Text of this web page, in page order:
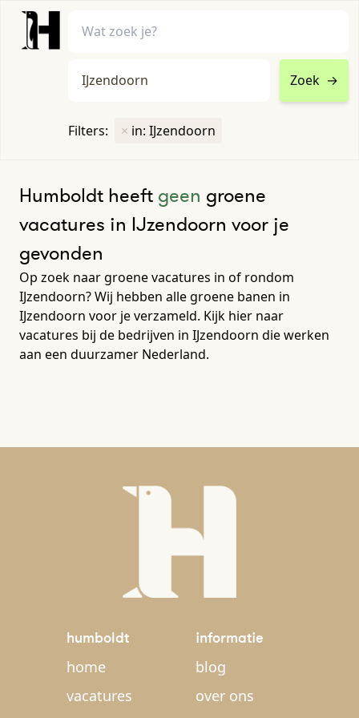
Zoek →
Filters: × in: IJzendoorn
Humboldt heeft geen groene
vacatures in IJzendoorn voor je
gevonden
Op zoek naar groene vacatures in of rondom
IJzendoorn? Wij hebben alle groene banen in
IJzendoorn voor je verzameld. Kijk hier naar
vacatures bij de bedrijven in IJzendoorn die werken
aan een duurzamer Nederland.
humboldt
home
vacatures
informatie
blog
over ons